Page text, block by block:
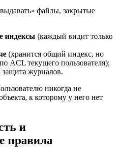
файлы, закрытые
индексы (каждый видит только
(хранится общий индекс, но
ACL текущего пользователя);
защита журналов.
никогда не
к которому у него нет
и
правила